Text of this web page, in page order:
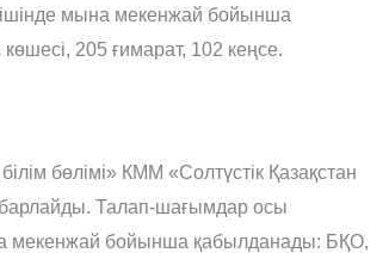
мына мекенжай бойынша
205 ғимарат, 102 кеңсе.
бөлімі» КММ «Солтүстік Қазақстан
Талап-шағымдар осы
мекенжай бойынша қабылданады: БҚО,